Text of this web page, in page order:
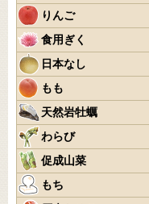
りんご
食用ぎく
日本なし
もも
天然岩牡蠣
わらび
促成山菜
もち